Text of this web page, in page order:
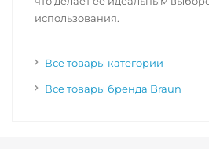
использования.
Все товары категории
Все товары бренда Braun